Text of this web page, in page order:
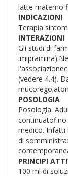
latte materno
INDICAZIONI
Terapia
INTERAZIONI
Gli studi di
(vedere 4.4).
POSOLOGIA
Posologia.
continuatofino
medico. Infatti
di
PRINCIPI
100 ml di